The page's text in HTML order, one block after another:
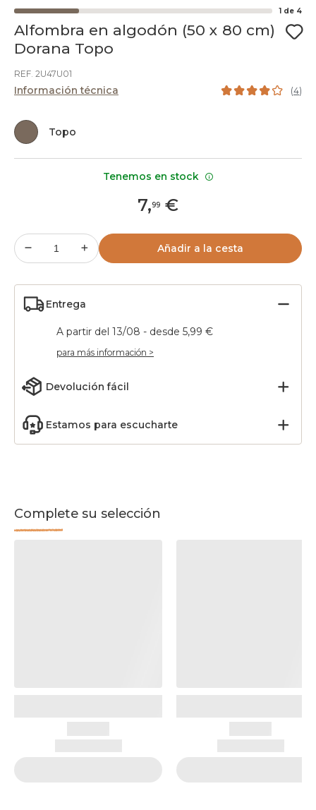
1 de 4
Alfombra en algodón (50 x 80 cm)
Dorana Topo
REF. 2U47U01
Información técnica (4)
Topo
7,99 €
Añadir a la cesta
Entrega
A partir del 13/08 - desde 5,99 €
para más información >
Devolución fácil
Estamos para escucharte
Complete su selección